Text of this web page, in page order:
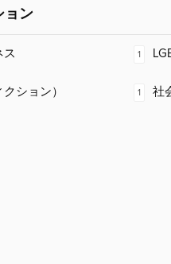
ョン
ス
ション）
1
1 社